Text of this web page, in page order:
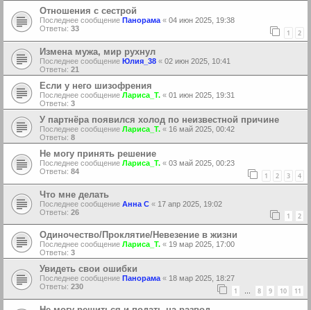
Отношения с сестрой
Последнее сообщение Панорама « 04 июн 2025, 19:38
Ответы: 33 1 2
Измена мужа, мир рухнул
Последнее сообщение Юлия_38 « 02 июн 2025, 10:41
Ответы: 21
Если у него шизофрения
Последнее сообщение Лариса_Т. « 01 июн 2025, 19:31
Ответы: 3
У партнёра появился холод по неизвестной причине
Последнее сообщение Лариса_Т. « 16 май 2025, 00:42
Ответы: 8
Не могу принять решение
Последнее сообщение Лариса_Т. « 03 май 2025, 00:23
Ответы: 84 1 2 3 4
Что мне делать
Последнее сообщение Анна С « 17 апр 2025, 19:02
Ответы: 26 1 2
Одиночество/Проклятие/Невезение в жизни
Последнее сообщение Лариса_Т. « 19 мар 2025, 17:00
Ответы: 3
Увидеть свои ошибки
Последнее сообщение Панорама « 18 мар 2025, 18:27
Ответы: 230 1 … 8 9 10 11